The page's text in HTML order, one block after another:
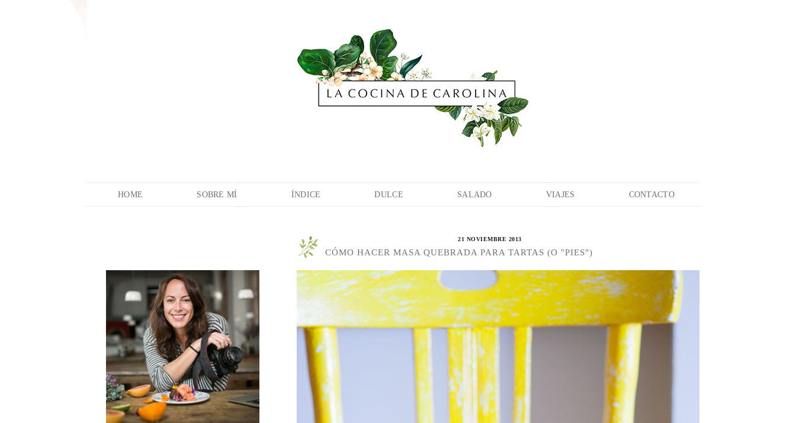
HOME SOBRE MÍ ÍNDICE DULCE SALADO VIAJES CONTACTO
21 NOVIEMBRE 2013
CÓMO HACER MASA QUEBRADA PARA TARTAS (O "PIES")